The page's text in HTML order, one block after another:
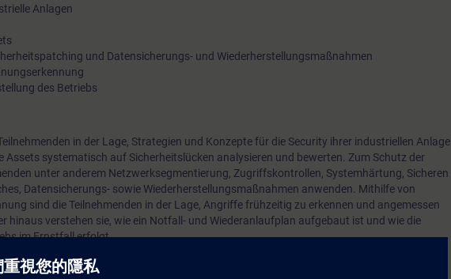
Anlagen
und Datensicherungs- und Wiederherstellungsmaßnahmen
des Betriebs
in der Lage, Strategien und Konzepte für die Security ihrer industriellen Anlage
Assets systematisch auf Sicherheitslücken analysieren und bewerten. Zum Schutz der
unter anderem Netzwerksegmentierung, Zugriffskontrollen, Systemhärtung, Sicheren
Datensicherungs- sowie Wiederherstellungsmaßnahmen anwenden. Mithilfe von
sind die Teilnehmenden in der Lage, Angriffe frühzeitig zu erkennen und angemessen
hinaus verstehen sie, wie ein Notfall- und Wiederanlaufplan aufgebaut ist und wie die
im Ernstfall erfolgt.